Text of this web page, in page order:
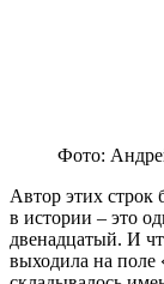
Фото:
Автор этих строк
в истории – это
двенадцатый. И
выходила на